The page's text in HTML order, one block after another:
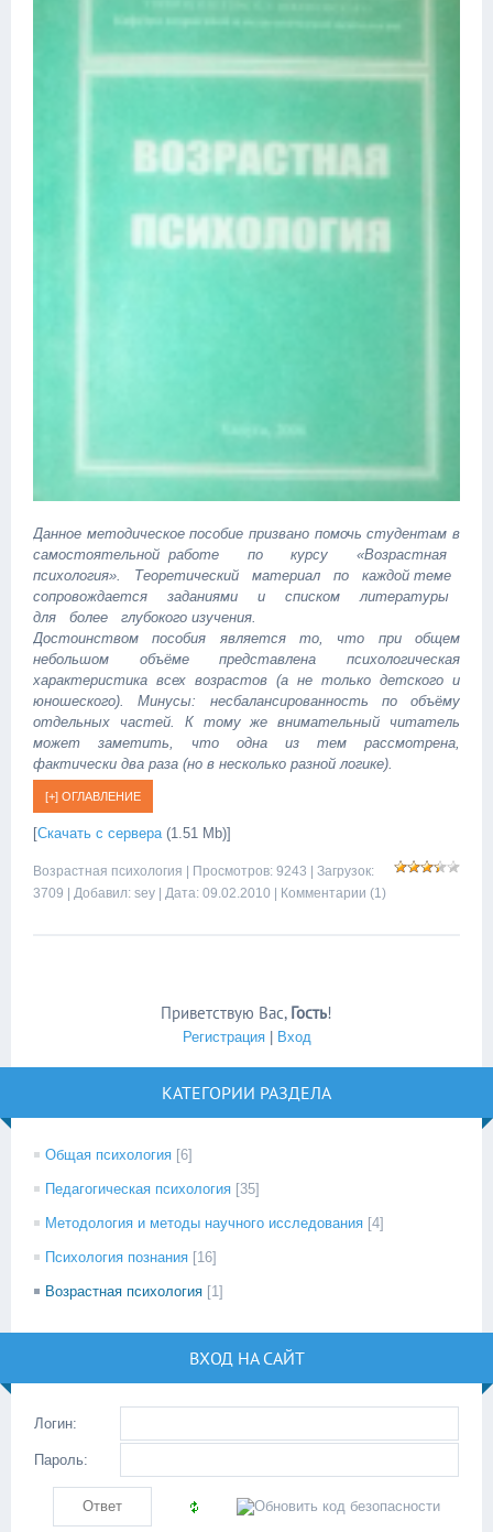
Данное методическое пособие призвано помочь студентам в
самостоятельной работе по курсу «Возрастная
психология». Теоретический материал по каждой теме
сопровождается заданиями и списком литературы
для более глубокого изучения.
Достоинством пособия является то, что при общем
небольшом объёме представлена психологическая
характеристика всех возрастов (а не только детского и
юношеского). Минусы: несбалансированность по объёму
отдельных частей. К тому же внимательный читатель
может заметить, что одна из тем рассмотрена,
фактически два раза (но в несколько разной логике).
[Скачать с сервера (1.51 Mb)]
Возрастная психология | Просмотров: 9243 | Загрузок:
3709 | Добавил: sey | Дата: 09.02.2010 | Комментарии (1)
Приветствую Вас, Гость!
Регистрация| Вход
КАТЕГОРИИ РАЗДЕЛА
Общая психология [6]
Педагогическая психология [35]
Методология и методы научного исследования [4]
Психология познания [16]
Возрастная психология [1]
ВХОД НА САЙТ
Логин:
Пароль: